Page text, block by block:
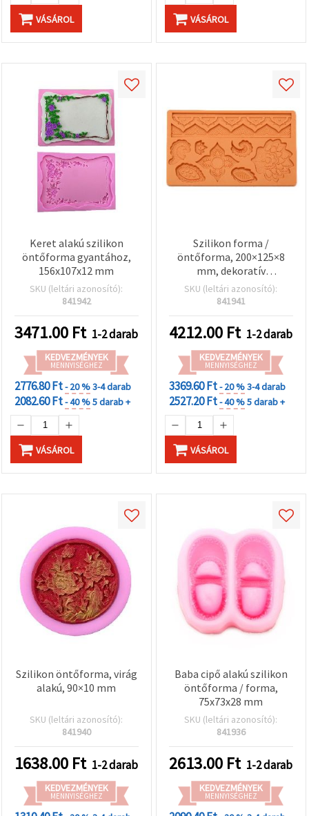
VÁSÁROL VÁSÁROL
Keret alakú szilikon
öntőforma gyantához,
156x107x12 mm
SKU (leltári azonosító):
841942
3471.00 Ft 1-2 darab
KEDVEZMÉNYEK
MENNYISÉGHEZ
2776.80 Ft- 20 %3-4 darab
2082.60 Ft- 40 %5 darab +
VÁSÁROL
Szilikon forma /
öntőforma, 200×125×8
mm, dekoratív
fondantdíszekhez
SKU (leltári azonosító):
841941
4212.00 Ft 1-2 darab
KEDVEZMÉNYEK
MENNYISÉGHEZ
3369.60 Ft- 20 %3-4 darab
2527.20 Ft- 40 %5 darab +
VÁSÁROL
Szilikon öntőforma, virág
alakú, 90×10 mm
SKU (leltári azonosító):
841940
1638.00 Ft 1-2 darab
KEDVEZMÉNYEK
MENNYISÉGHEZ
Baba cipő alakú szilikon
öntőforma / forma,
75x73x28 mm
SKU (leltári azonosító):
841936
2613.00 Ft 1-2 darab
KEDVEZMÉNYEK
MENNYISÉGHEZ